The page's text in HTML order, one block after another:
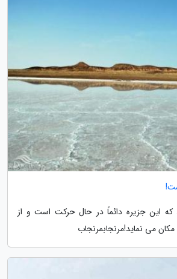
که این جزیره دائماً در حال حرکت است و از
می نماید!مرنجابمرنجاب